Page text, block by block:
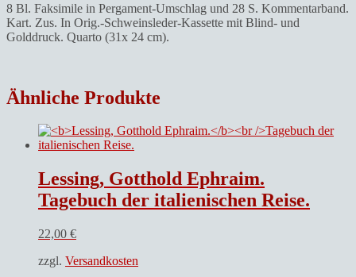
8 Bl. Faksimile in Pergament-Umschlag und 28 S. Kommentarband.
Kart. Zus. In Orig.-Schweinsleder-Kassette mit Blind- und
Golddruck. Quarto (31x 24 cm).
Ähnliche Produkte
Lessing, Gotthold Ephraim.
Tagebuch der italienischen Reise.
22,00 €
zzgl. Versandkosten